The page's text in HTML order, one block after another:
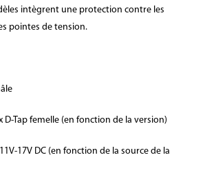
intègrent une protection contre les
pointes de tension.
D-Tap femelle (en fonction de la version)
17V DC (en fonction de la source de la